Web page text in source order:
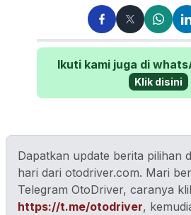
Ikuti kami juga di
Klik disini
Dapatkan update berita pilihan
hari dari otodriver.com. Mari
Telegram OtoDriver, caranya
https://t.me/otodriver,